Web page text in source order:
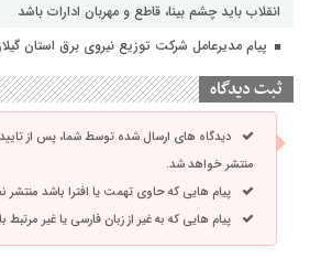
انقلاب باید چشم بینا، قاطع و مهربان ادارات باشد
پیام مدیرعامل شرکت توزیع نیروی برق استان
ثبت دیدگاه
دیدگاه های ارسال شده توسط شما، پس از
منتشر خواهد شد.
پیام هایی که حاوی تهمت یا افترا باشد
پیام هایی که به غیر از زبان فارسی یا غیر